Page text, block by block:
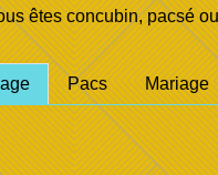
êtes concubin, pacsé
Pacs Mariage